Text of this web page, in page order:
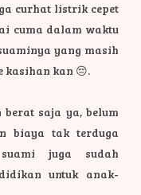
curhat listrik cepet
cuma dalam waktu
yang masih
kasihan kan 😔.
saja ya, belum
biaya tak terduga
juga sudah
untuk anak-